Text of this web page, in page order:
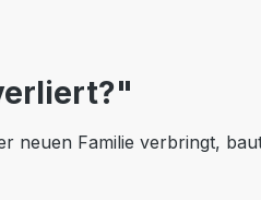
neuen Familie verbringt,